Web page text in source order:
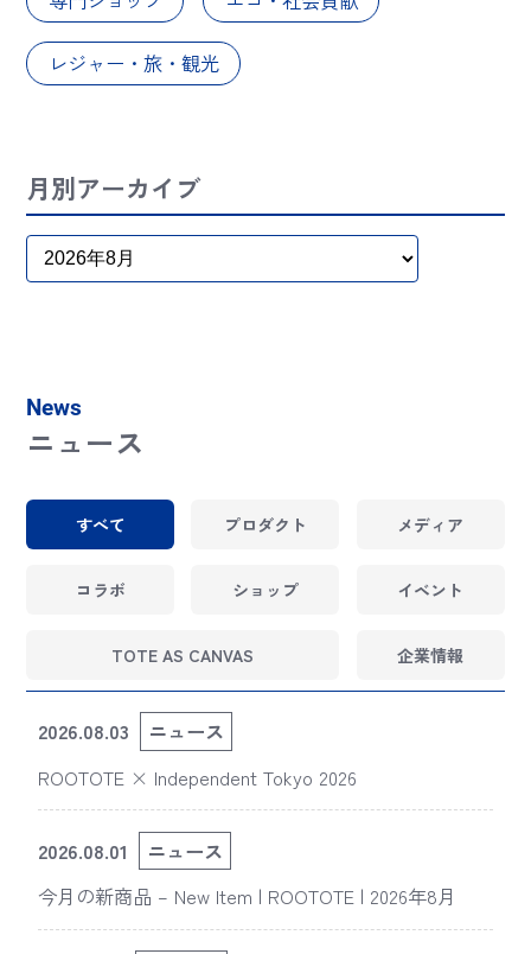
レジャー・旅・観光
月別アーカイブ
News
ニュース
すべて プロダクト メディア
コラボ ショップ イベント
TOTE AS CANVAS 企業情報
2026.08.03
ニュース
ROOTOTE × Independent Tokyo 2026
2026.08.01
ニュース
今月の新商品 – New Item | ROOTOTE | 2026年8月